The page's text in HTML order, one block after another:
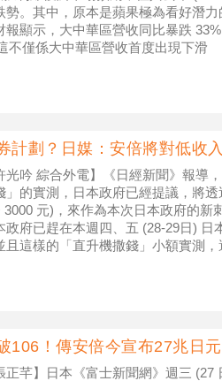
勢。其中，原本是蘋果極為看好潛
報顯示，大中華區營收同比暴跌
不僅係大中華區營收首度出現下滑
計劃？日媒：安倍將對低收
光吟 綜合外電】《日經新聞》報導
」的實測，日本政府已經提議，將
3000 元)，來作為本次日本政府的新
政府已趕在本週四、五 (28-29日) 日
且這樣的「直升機撒錢」小額實測
106！傳安倍今宣布27兆日
正芊】日本《富士新聞網》週三